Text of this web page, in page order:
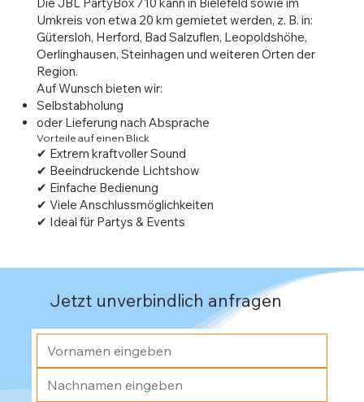
Umkreis von etwa 20 km gemietet werden, z. B. in:
Gütersloh, Herford, Bad Salzuflen, Leopoldshöhe,
Oerlinghausen, Steinhagen und weiteren Orten der
Region.
Auf Wunsch bieten wir:
Selbstabholung
oder Lieferung nach Absprache
Vorteile auf einen Blick
✔ Extrem kraftvoller Sound
✔ Beeindruckende Lichtshow
✔ Einfache Bedienung
✔ Viele Anschlussmöglichkeiten
✔ Ideal für Partys & Events
Jetzt unverbindlich anfragen